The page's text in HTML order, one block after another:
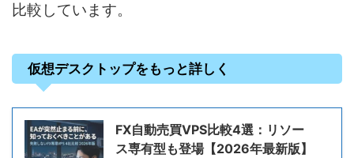
比較しています。
仮想デスクトップをもっと詳しく
FX自動売買VPS比較4選：リソー
ス専有型も登場【2026年最新版】